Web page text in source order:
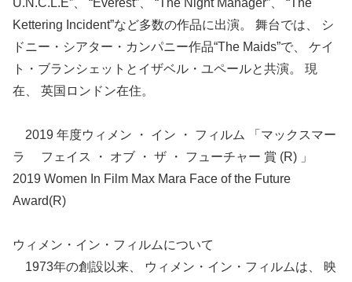
Kettering Incident”など多数の作品に出演。 舞台では、 シ
ドニー・シアター・カンパニー作品“The Maids”で、 ケイ
ト・ブランシェットとイザベル・ユペールと共演。 現
在、 英国ロンドン在住。
2019 年度ウィメン ・ イン ・ フィルム 「マックスマー
ラ フェイス ・ オブ ・ ザ ・ フューチャー 賞 (R) 」
2019 Women In Film Max Mara Face of the Future
Award(R)
ウィメン・イン・フィルムについて
1973年の創設以来、 ウィメン・イン・フィルムは、 映